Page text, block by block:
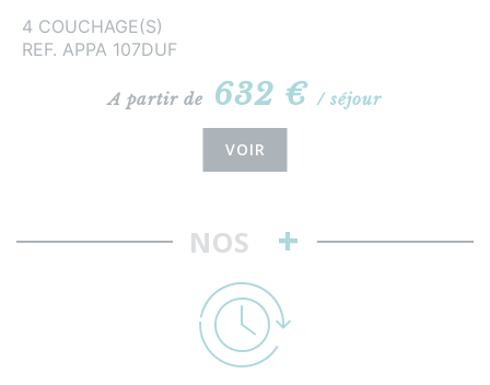
4 COUCHAGE(S)
REF. APPA 107DUF
A partir de 632 €/ séjour
VOIR
NOS +